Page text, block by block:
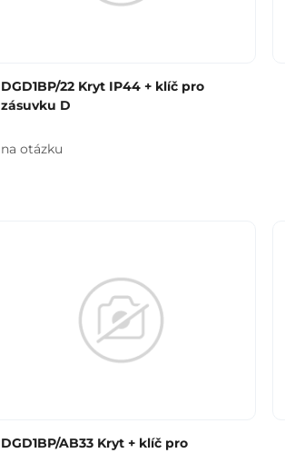
DGD1BP/22 Kryt IP44 + klíč pro
zásuvku D
na otázku
DGD1BP/AB33 Kryt + klíč pro